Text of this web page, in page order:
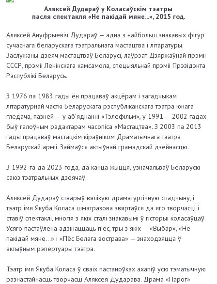
Аляксей Дудараў у Коласаўскім тэатры
пасля спектакля «Не пакідай мяне...», 2015 год.
Аляксей Ануфрыевіч Дудараў — адна з найбольш знакавых фігур
сучаснага беларускага тэатральнага мастацтва і літаратуры.
Заслужаны дзеяч мастацтваў Беларусі, лаўрэат Дзяржаўнай прэміі
СССР, прэміі Ленінскага камсамола, спецыяльнай прэміі Прэзідэнта
Рэспублікі Беларусь.
З 1976 па 1983 гады ён працаваў акцёрам і загадчыкам
літаратурнай часткі Беларускага рэспубліканскага тэатра юнага
гледача, пазней — у аб’яднанні «Тэлефільм», у 1991 — 2002 гадах
быў галоўным рэдактарам часопіса «Мастацтва». З 2003 па 2013
гады працаваў мастацкім кіраўніком Драматычнага тэатра
Беларускай арміі. Займаўся актыўнай грамадскай дзейнасцю.
З 1992-га да 2023 года, да канца жыцця, узначальваў Беларускі
саюз тэатральных дзеячаў.
Аляксей Дудараў стварыў вялікую драматургічную спадчыну, і
тэатр імя Якуба Коласа шматразова звяртаўся да яго творчасці і
ставіў спектаклі, многія з якіх сталі знакавымі ў гісторыі коласаўцаў.
Усяго пастаўлена адзінаццаць п’ес, тры з якіх — «Выбар», «Не
пакідай мяне…» і «Пёс Белага вострава» — знаходзяцца ў
актыўным рэпертуары тэатра.
Тэатр імя Якуба Коласа ў сваіх пастаноўках ахапіў усю тэматычную
разнастайнасць творчасці Аляксея Дударава. Драма «Парог»